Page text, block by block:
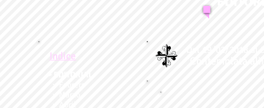
Indice